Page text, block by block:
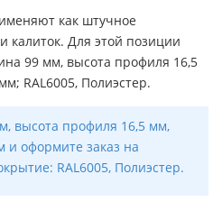
как штучное
калиток. Для этой позиции
99 мм, высота профиля 16,5
RAL6005, Полиэстер.
высота профиля 16,5 мм,
и оформите заказ на
RAL6005, Полиэстер.